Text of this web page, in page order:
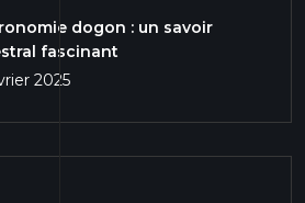
dogon : un savoir
fascinant
2025